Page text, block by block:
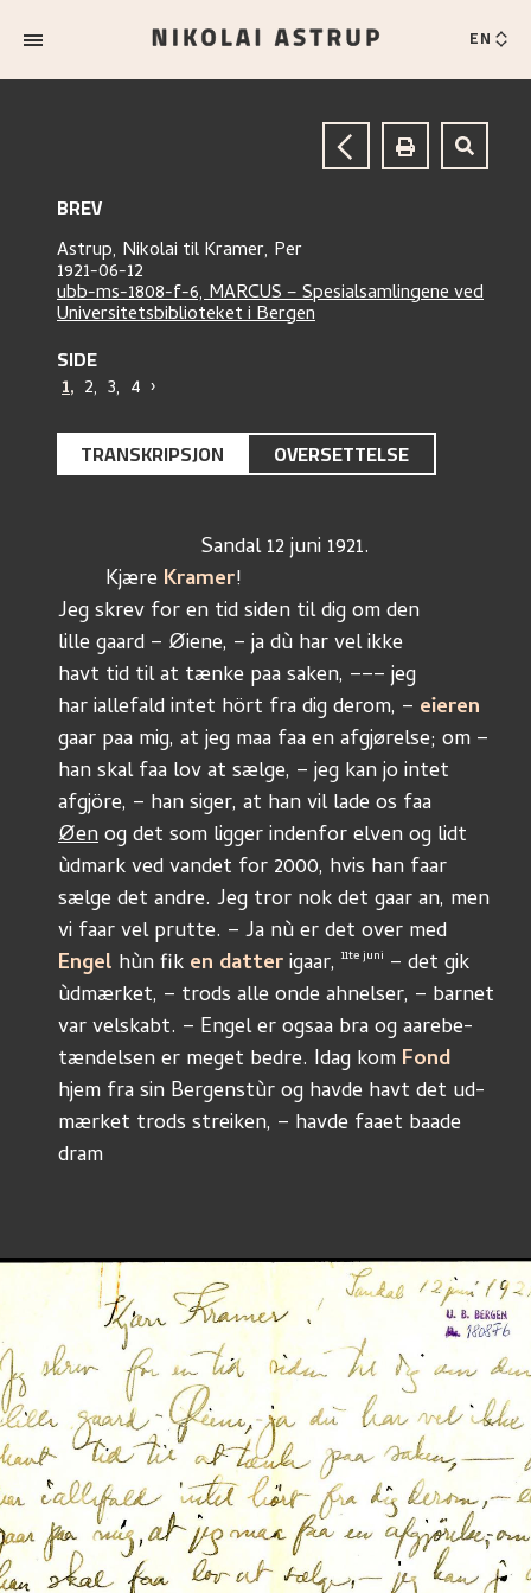
EN
BREV
Astrup, Nikolai tilKramer, Per
1921-06-12
ubb-ms-1808-f-6, MARCUS – Spesialsamlingene ved
Universitetsbiblioteket i Bergen
SIDE
1, 2, 3, 4 ›
TRANSKRIPSJON OVERSETTELSE
			Sandal 12 juni 1921.
	Kjære
Kramer!
Jeg skrev for en tid siden til dig om den
lille gaard – Øiene, – ja dù har vel ikke
havt tid til at tænke paa saken, ––– jeg
har iallefald intet hört fra dig derom, – eieren
gaar paa mig, at jeg maa faa en afgjørelse; om –
han skal faa lov at sælge, – jeg kan jo intet
afgjöre, – han siger, at han vil lade os faa
Øen og det som ligger indenfor elven og lidt
ùdmark ved vandet for 2000, hvis han faar
sælge det andre. Jeg tror nok det gaar an, men
vi faar vel prutte. – Ja nù er det over med
Engel hùn fik en datter igaar, 11te juni – det gik
ùdmærket, – trods alle onde ahnelser, – barnet
var velskabt. – Engel er ogsaa bra og aarebe-
tændelsen er meget bedre. Idag kom Fond
hjem fra sin Bergenstùr og havde havt det ud-
mærket trods streiken, – havde faaet baade
dram